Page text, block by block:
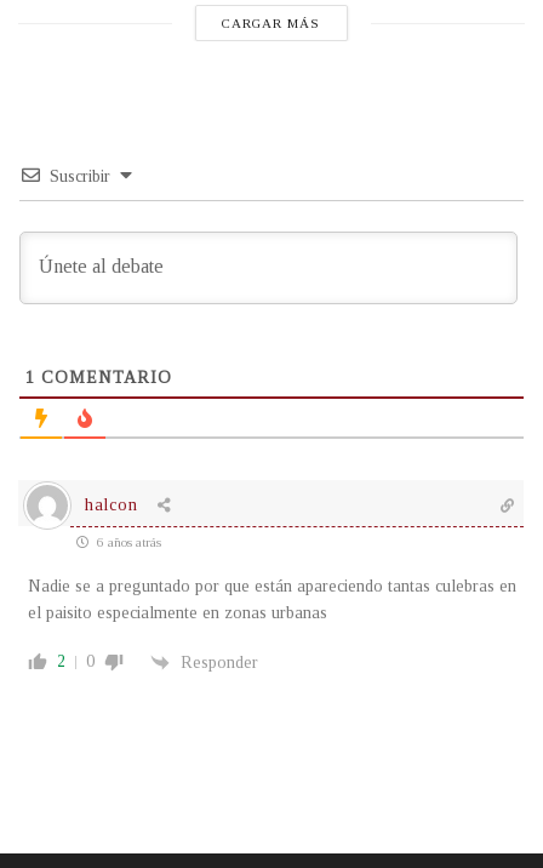
CARGAR MÁS
Suscribir
1 COMENTARIO
halcon
6 años atrás
Nadie se a preguntado por que están apareciendo tantas culebras en
el paisito especialmente en zonas urbanas
2 0 Responder